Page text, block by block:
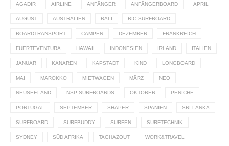
AGADIR AIRLINE ANFÄNGER ANFÄNGERBOARD APRIL
AUGUST AUSTRALIEN BALI BIC SURFBOARD
BOARDTRANSPORT CAMPEN DEZEMBER FRANKREICH
FUERTEVENTURA HAWAII INDONESIEN IRLAND ITALIEN
JANUAR KANAREN KAPSTADT KIND LONGBOARD
MAI MAROKKO MIETWAGEN MÄRZ NEO
NEUSEELAND NSP SURFBOARDS OKTOBER PENICHE
PORTUGAL SEPTEMBER SHAPER SPANIEN SRI LANKA
SURFBOARD SURFBUDDY SURFEN SURFTECHNIK
SYDNEY SÜD AFRIKA TAGHAZOUT WORK&TRAVEL